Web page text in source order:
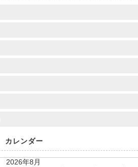
カレンダー
2026年8月